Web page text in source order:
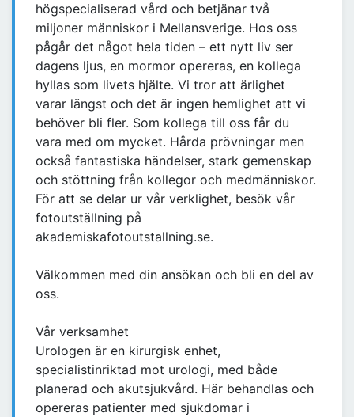
högspecialiserad vård och betjänar två
miljoner människor i Mellansverige. Hos oss
pågår det något hela tiden – ett nytt liv ser
dagens ljus, en mormor opereras, en kollega
hyllas som livets hjälte. Vi tror att ärlighet
varar längst och det är ingen hemlighet att vi
behöver bli fler. Som kollega till oss får du
vara med om mycket. Hårda prövningar men
också fantastiska händelser, stark gemenskap
och stöttning från kollegor och medmänniskor.
För att se delar ur vår verklighet, besök vår
fotoutställning på
akademiskafotoutstallning.se.
Välkommen med din ansökan och bli en del av
oss.
Vår verksamhet
Urologen är en kirurgisk enhet,
specialistinriktad mot urologi, med både
planerad och akutsjukvård. Här behandlas och
opereras patienter med sjukdomar i